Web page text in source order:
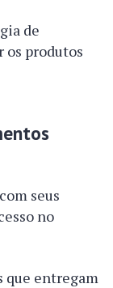
de
os produtos
seus
no
que entregam